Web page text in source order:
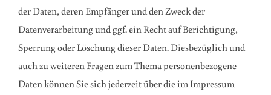
der Daten, deren Empfänger und den Zweck der
Datenverarbeitung und ggf. ein Recht auf Berichtigung,
Sperrung oder Löschung dieser Daten. Diesbezüglich und
auch zu weiteren Fragen zum Thema personenbezogene
Daten können Sie sich jederzeit über die im Impressum